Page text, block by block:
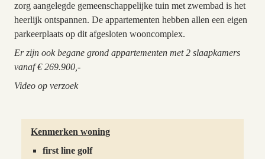
zorg aangelegde gemeenschappelijke tuin met zwembad is het
heerlijk ontspannen. De appartementen hebben allen een eigen
parkeerplaats op dit afgesloten wooncomplex.
Er zijn ook begane grond appartementen met 2 slaapkamers
vanaf € 269.900,-
Video op verzoek
Kenmerken woning
first line golf